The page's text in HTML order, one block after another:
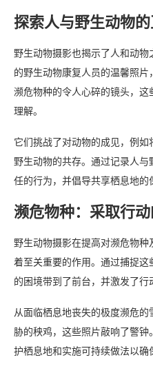
探索人与野生动物
野生动物摄影也揭示了人和动
的野生动物康复人员的温馨照
濒危物种的令人心碎的镜头，这
理解。
它们挑战了对动物的成见，例
野生动物的共存。通过记录人
任的行为，并倡导共享栖息地的
濒危物种：采取行
野生动物摄影在提高对濒危物
着至关重要的作用。通过捕捉这
的困境带到了前台，并激发了行
从面临栖息地丧失的极度濒危
胁的秧鸡，这些照片敲响了警
护栖息地和实施可持续做法以确